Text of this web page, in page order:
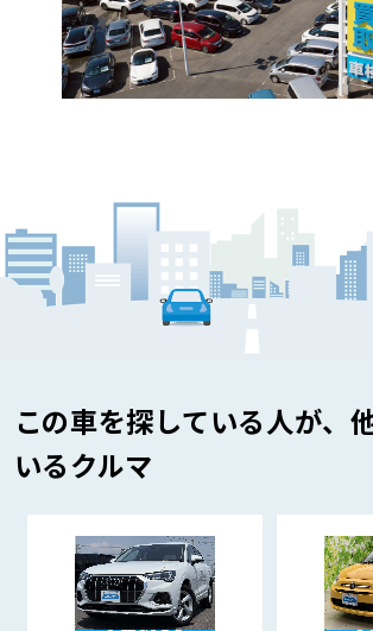
この車を探している人が、
いるクルマ